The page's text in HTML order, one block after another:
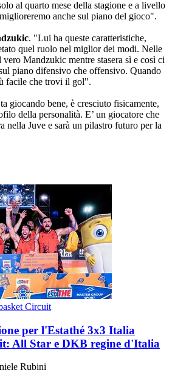
al quarto mese della stagione e a livello
anche sul piano del gioco".
. "Lui ha queste caratteristiche,
quel ruolo nel miglior dei modi. Nelle
Mandzukic mentre stasera sì e così ci
piano difensivo che offensivo. Quando
facile che trovi il gol".
giocando bene, è cresciuto fisicamente,
della personalità. E’ un giocatore che
nella Juve e sarà un pilastro futuro per la
Circuit
per l'Estathé 3x3 Italia
All Star e DKB regine d'Italia
Rubini